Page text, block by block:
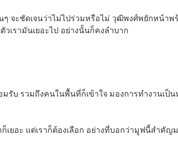
จะชัดเจนว่าไม่ไปร่วมหรือไม่ วุฒิพงศ์พยักหน้าพ
เรามันเยอะไป อย่างนั้นก็คงลำบาก
รับ รวมถึงคนในพื้นที่ก็เข้าใจ มองการทำงานเป็
ยอะ แต่เราก็ต้องเลือก อย่างที่บอกว่ามูฟนี้สำคัญ